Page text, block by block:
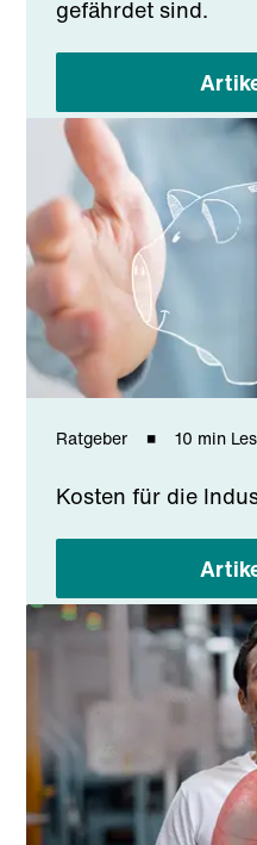
gefährdet sind.
Ratgeber 10 min
Kosten für die